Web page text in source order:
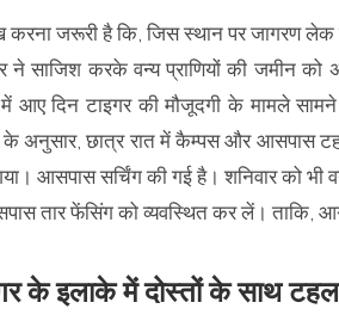
जरूरी है कि, जिस स्थान पर जागरण लेक
साजिश करके वन्य प्राणियों की जमीन को
आए दिन टाइगर की मौजूदगी के मामले
के अनुसार, छात्र रात में कैम्पस और आसपास
आसपास सर्चिंग की गई है। शनिवार को भी
तार फेंसिंग को व्यवस्थित कर लें। ताकि,
के इलाके में दोस्तों के साथ टहल